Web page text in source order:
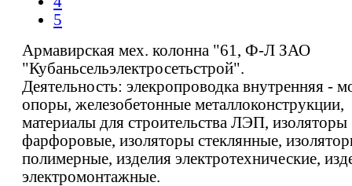
5
Армавирская мех. колонна "61, Ф-Л ЗАО
"Кубаньсельэлектросетьстрой".
Деятельность: элекропроводка внутренняя -
опоры, железобетонные металлоконструкции,
материалы для строительства ЛЭП, изоляторы
фарфоровые, изоляторы стеклянные,
полимерные, изделия электротехнические,
электромонтажные.